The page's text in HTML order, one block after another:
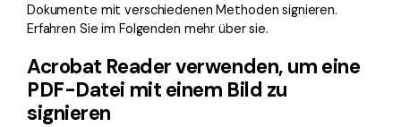
Dokumente mit verschiedenen Methoden signieren.
Erfahren Sie im Folgenden mehr über sie.
Acrobat Reader verwenden, um eine
PDF-Datei mit einem Bild zu
signieren